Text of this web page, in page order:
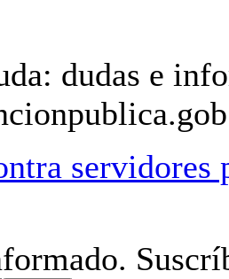
dudas e
servidores